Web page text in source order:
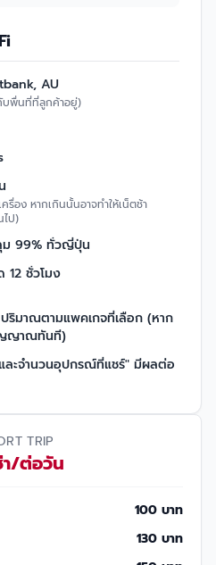
AU
บพื่นที่ที่ลูกค้าอยู่)
อง หากเกินนั้นอาจทำให้เน็ตช้า
ไป)
99% ทั่วญี่ปุ่น
12 ชั่วโมง
ริมาณตามแพคเกจที่เลือก (หาก
ญญาณทันที)
ละจำนวนอุปกรณ์ที่แชร์" มีผลต่อ
TRIP
า/ต่อวัน
100 บาท
130 บาท